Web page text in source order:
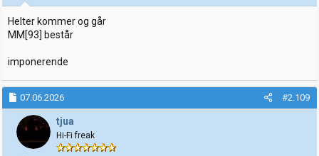
Helter kommer og går
MM[93] består
imponerende
07.06.2026 #2.109
tjua
Hi-Fi freak